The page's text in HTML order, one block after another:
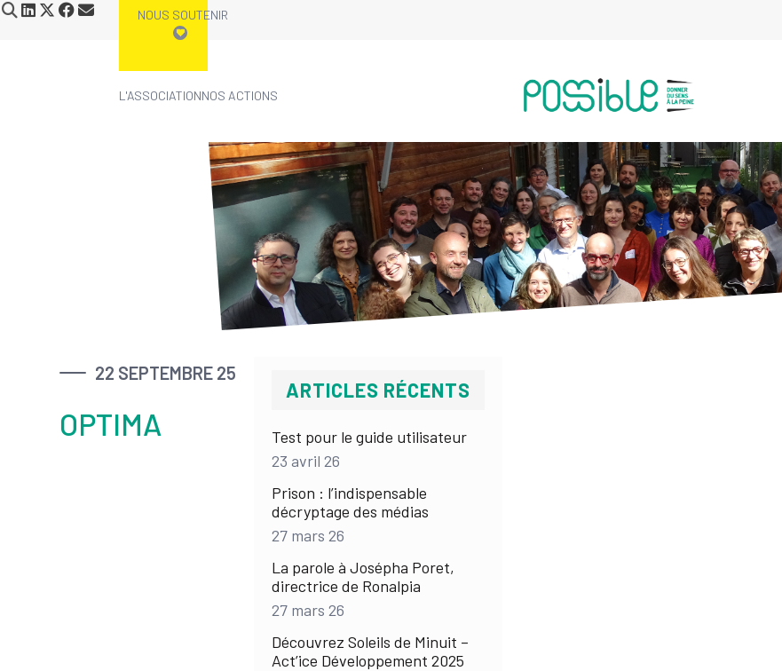
NOUS SOUTENIR
L'ASSOCIATIONNOS ACTIONS
22 SEPTEMBRE 25
OPTIMA
ARTICLES RÉCENTS
Test pour le guide utilisateur
23 avril 26
Prison : l’indispensable
décryptage des médias
27 mars 26
La parole à Josépha Poret,
directrice de Ronalpia
27 mars 26
Découvrez Soleils de Minuit –
Act’ice Développement 2025